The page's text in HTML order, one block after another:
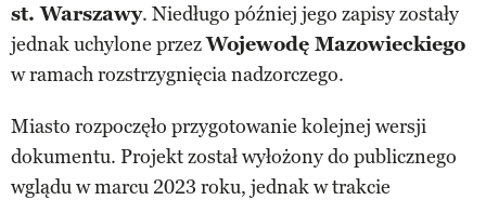
st. Warszawy. Niedługo później jego zapisy zostały
jednak uchylone przezWojewodę Mazowieckiego
w ramach rozstrzygnięcia nadzorczego.
Miasto rozpoczęło przygotowanie kolejnej wersji
dokumentu. Projekt został wyłożony do publicznego
wglądu w marcu 2023 roku, jednak w trakcie